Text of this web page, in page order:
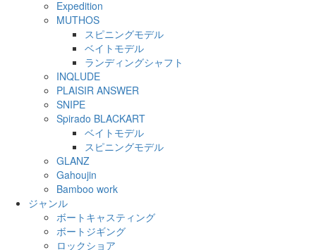
Expedition
MUTHOS
スピニングモデル
ベイトモデル
ランディングシャフト
INQLUDE
PLAISIR ANSWER
SNIPE
Spirado BLACKART
ベイトモデル
スピニングモデル
GLANZ
Gahoujin
Bamboo work
ジャンル
ボートキャスティング
ボートジギング
ロックショア